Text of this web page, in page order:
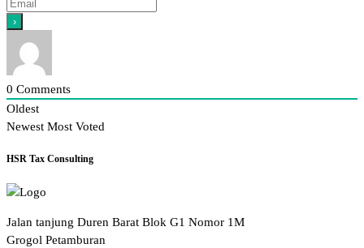
0 Comments
Oldest
Newest Most Voted
HSR Tax Consulting
Jalan tanjung Duren Barat Blok G1 Nomor 1M
Grogol Petamburan